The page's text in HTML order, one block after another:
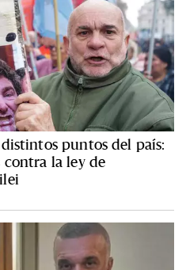
puntos del país:
contra la ley de